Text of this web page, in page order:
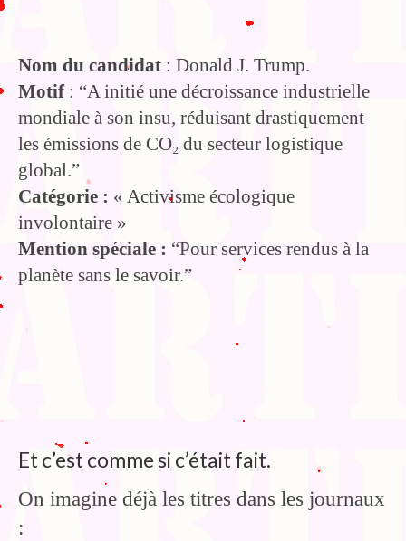
Nom du candidat : Donald J. Trump.
Motif: “A initié une décroissance industrielle
mondiale à son insu, réduisant drastiquement
les émissions de CO₂ du secteur logistique
global.”
Catégorie : « Activisme écologique
involontaire »
Mention spéciale : “Pour services rendus à la
planète sans le savoir.”
Et c’est comme si c’était fait.
On imagine déjà les titres dans les journaux
: